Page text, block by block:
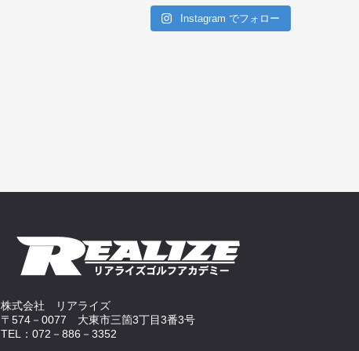
Instagram でフォロー
株式会社 リアライズ
〒574－0077 大東市三箇3丁目3番3号
TEL：072－886－3352